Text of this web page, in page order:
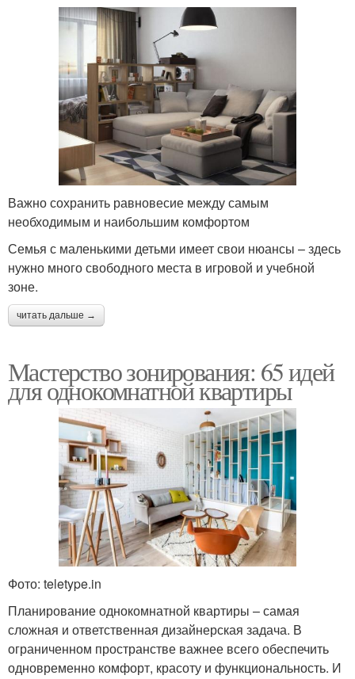
Важно сохранить равновесие между самым
необходимым и наибольшим комфортом
Семья с маленькими детьми имеет свои нюансы – здесь
нужно много свободного места в игровой и учебной
зоне.
читать дальше →
Мастерство зонирования: 65 идей
для однокомнатной квартиры
Фото: teletype.in
Планирование однокомнатной квартиры – самая
сложная и ответственная дизайнерская задача. В
ограниченном пространстве важнее всего обеспечить
одновременно комфорт, красоту и функциональность. И